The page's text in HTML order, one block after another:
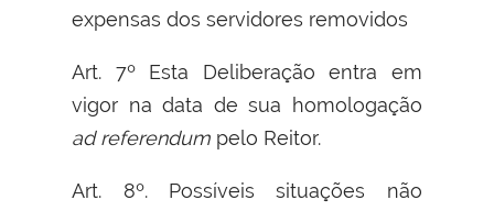
expensas dos servidores removidos
Art. 7º Esta Deliberação entra em
vigor na data de sua homologação
ad referendum pelo Reitor.
Art. 8º. Possíveis situações não